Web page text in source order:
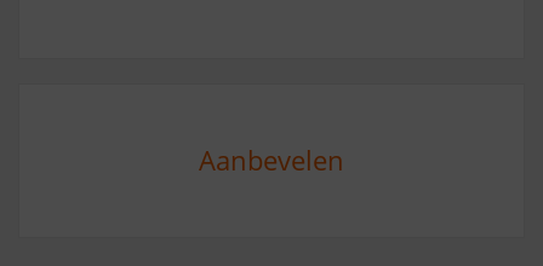
Aanbevelen